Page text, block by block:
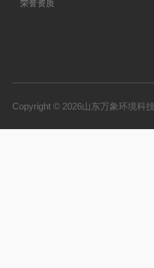
荣誉资质
Copyright © 2026山东万象环境